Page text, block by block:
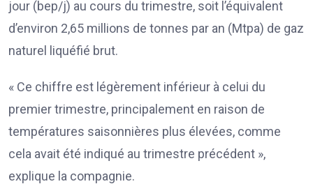
jour (bep/j) au cours du trimestre, soit l’équivalent
d’environ 2,65 millions de tonnes par an (Mtpa) de gaz
naturel liquéfié brut.
« Ce chiffre est légèrement inférieur à celui du
premier trimestre, principalement en raison de
températures saisonnières plus élevées, comme
cela avait été indiqué au trimestre précédent »,
explique la compagnie.